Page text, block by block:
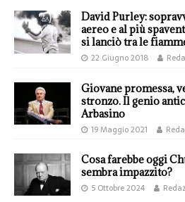
David Purley:
aereo e al più
si lanciò tra le
22 Giugno 2018
Giovane promessa,
stronzo. Il genio
Arbasino
19 Maggio 2021
Cosa farebbe oggi
sembra impazzito?
5 Ottobre 2024